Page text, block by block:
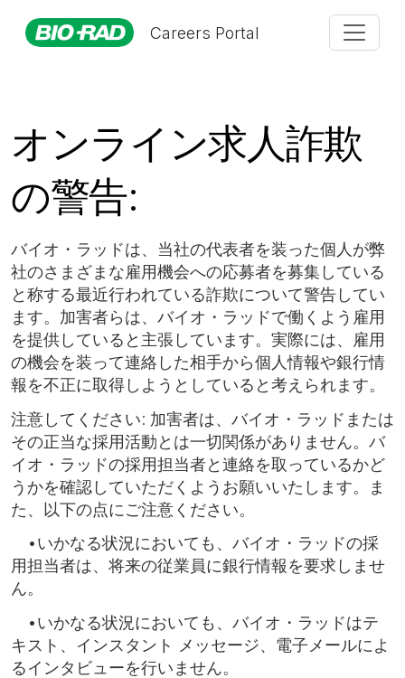
Careers Portal
オンライン求人詐欺
の警告:
バイオ・ラッドは、当社の代表者を装った個人が弊
社のさまざまな雇用機会への応募者を募集している
と称する最近行われている詐欺について警告してい
ます。加害者らは、バイオ・ラッドで働くよう雇用
を提供していると主張しています。実際には、雇用
の機会を装って連絡した相手から個人情報や銀行情
報を不正に取得しようとしていると考えられます。
注意してください: 加害者は、バイオ・ラッドまたは
その正当な採用活動とは一切関係がありません。バ
イオ・ラッドの採用担当者と連絡を取っているかど
うかを確認していただくようお願いいたします。ま
た、以下の点にご注意ください。
•いかなる状況においても、バイオ・ラッドの採
用担当者は、将来の従業員に銀行情報を要求しませ
ん。
•いかなる状況においても、バイオ・ラッドはテ
キスト、インスタント メッセージ、電子メールによ
るインタビューを行いません。